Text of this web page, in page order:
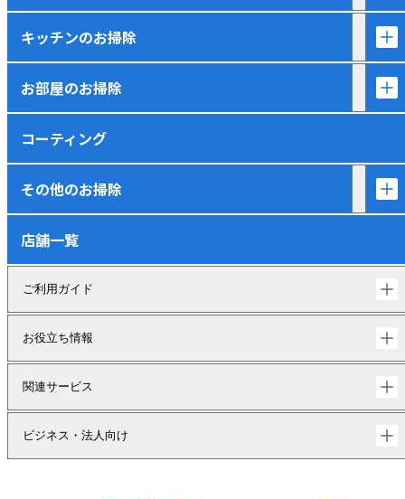
キッチンのお掃除
お部屋のお掃除
コーティング
その他のお掃除
店舗一覧
ご利用ガイド
お役立ち情報
関連サービス
ビジネス・法人向け